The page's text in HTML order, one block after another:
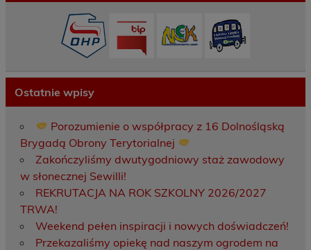
Ostatnie wpisy
Porozumienie o współpracy z 16 Dolnośląską
Brygadą Obrony Terytorialnej
Zakończyliśmy dwutygodniowy staż zawodowy
w słonecznej Sewilli!
REKRUTACJA NA ROK SZKOLNY 2026/2027
TRWA!
Weekend pełen inspiracji i nowych doświadczeń!
Przekazaliśmy opiekę nad naszym ogrodem na